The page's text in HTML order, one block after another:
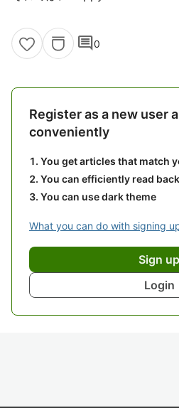
comment0
Register as a new user
conveniently
You get articles that match
You can efficiently read
You can use dark theme
What you can do with signing
Sign up
Login